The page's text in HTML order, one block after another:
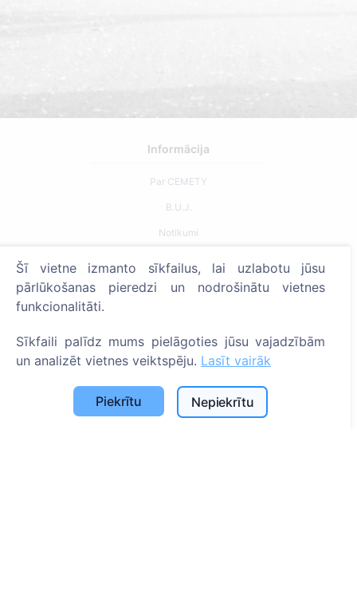
Informācija
Par CEMETY
B.U.J.
Notikumi
Privātuma politika
ES projekti
Sīkfailu iestatījumi
Meklēšana
Šī vietne izmanto sīkfailus, lai uzlabotu jūsu
pārlūkošanas pieredzi un nodrošinātu vietnes
funkcionalitāti.
Sīkfaili palīdz mums pielāgoties jūsu vajadzībām
un analizēt vietnes veiktspēju. Lasīt vairāk
Piekrītu Nepiekrītu